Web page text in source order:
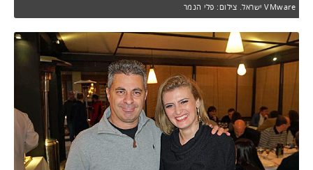
VMware ישראל. צילום: פלי הנמר